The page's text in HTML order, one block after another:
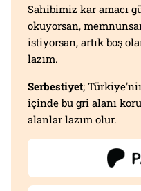
Sahibimiz kar amacı
okuyorsan,
istiyorsan, artık boş
lazım.
Serbestiyet;
içinde bu gri alanı
alanlar lazım olur.